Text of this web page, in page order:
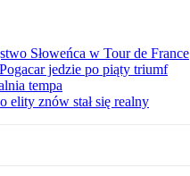
Słoweńca w Tour de France
jedzie po piąty triumf
tempa
elity znów stał się realny